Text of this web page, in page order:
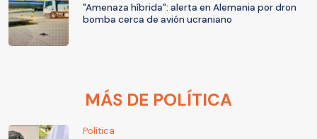
"Amenaza híbrida": alerta en Alemania por dron
bomba cerca de avión ucraniano
MÁS DE POLÍTICA
Política